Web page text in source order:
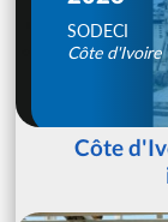
SODECI
Côte d'Ivoire
Côte